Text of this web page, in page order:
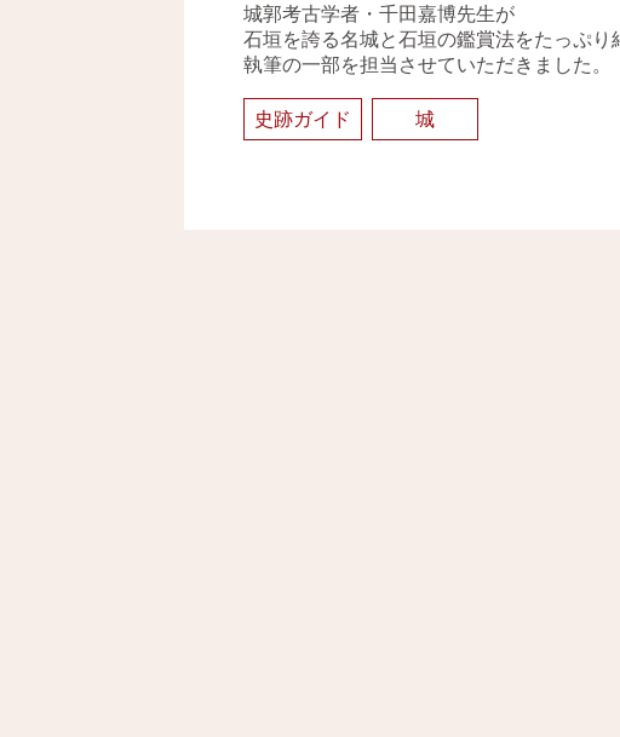
城郭考古学者・千田嘉博先生が
石垣を誇る名城と石垣の鑑賞法をたっぷり
執筆の一部を担当させていただきました。
史跡ガイド 城